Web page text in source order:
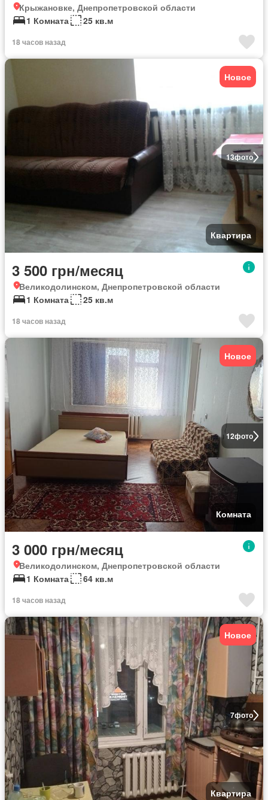
Крыжановке, Днепропетровской области
1 Комната
25 кв.м
18 часов назад
13фото
Новое
Квартира
3 500 грн/месяц
Великодолинском, Днепропетровской области
1 Комната
25 кв.м
18 часов назад
12фото
Новое
Комната
3 000 грн/месяц
Великодолинском, Днепропетровской области
1 Комната
64 кв.м
18 часов назад
7фото
Новое
Квартира